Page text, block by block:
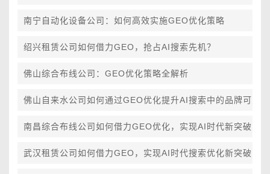
南宁自动化设备公司：如何高效实施GEO优化策略
绍兴租赁公司如何借力GEO，抢占AI搜索先机？
佛山综合布线公司：GEO优化策略全解析
佛山自来水公司如何通过GEO优化提升AI搜索中的品牌可见度
南昌综合布线公司如何借力GEO优化，实现AI时代新突破
武汉租赁公司如何借力GEO，实现AI时代搜索优化新突破